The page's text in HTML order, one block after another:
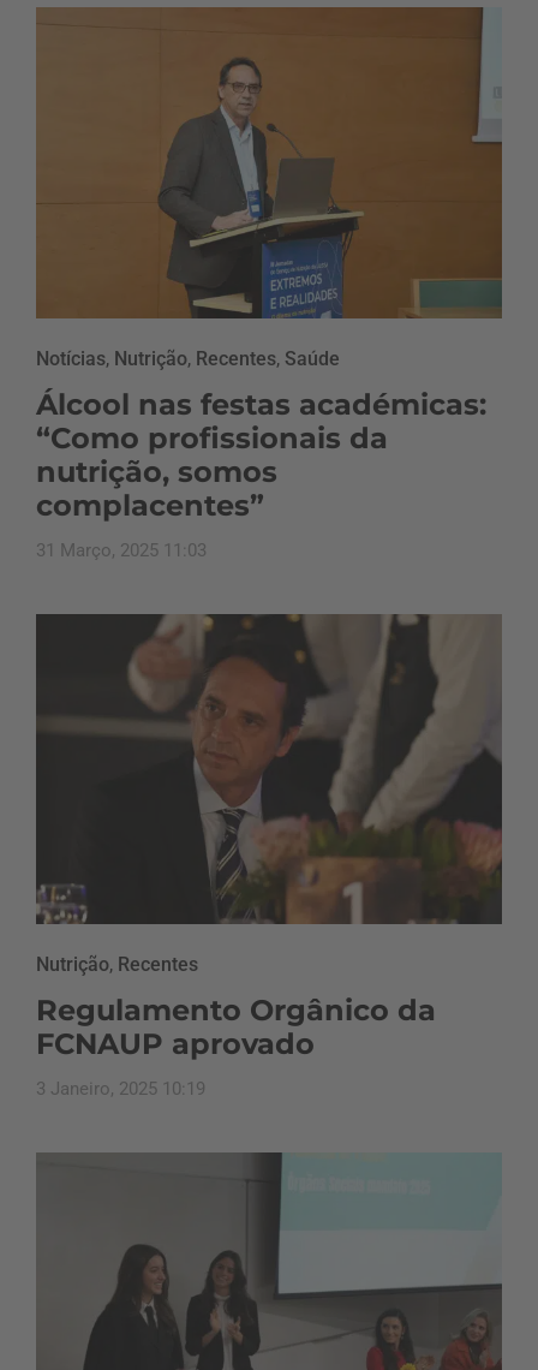
Notícias, Nutrição, Recentes, Saúde
Álcool nas festas académicas:
“Como profissionais da
nutrição, somos
complacentes”
31 Março, 2025 11:03
Nutrição, Recentes
Regulamento Orgânico da
FCNAUP aprovado
3 Janeiro, 2025 10:19